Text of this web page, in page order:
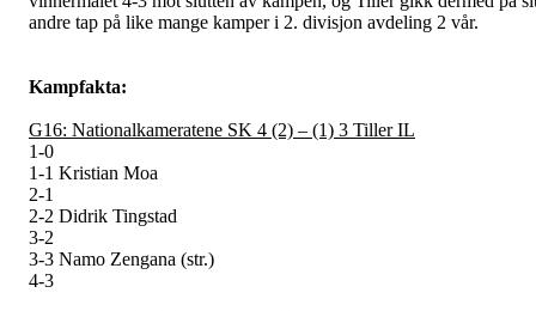
andre tap på like mange kamper i 2. divisjon avdeling 2 vår.
Kampfakta:
G16: Nationalkameratene SK 4 (2) – (1) 3 Tiller IL
1-0
1-1 Kristian Moa
2-1
2-2 Didrik Tingstad
3-2
3-3 Namo Zengana (str.)
4-3